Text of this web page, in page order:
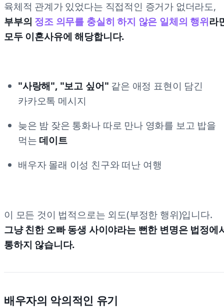
육체적 관계가 있었다는 직접적인 증거가 없더라도,
부부의 정조 의무를 충실히 하지 않은 일체의 행위라
모두 이혼사유에 해당합니다.
"사랑해", "보고 싶어" 같은 애정 표현이 담긴
카카오톡 메시지
늦은 밤 잦은 통화나 따로 만나 영화를 보고 밥을
먹는 데이트
배우자 몰래 이성 친구와 떠난 여행
이 모든 것이 법적으로는 외도(부정한 행위)입니다.
그냥 친한 오빠 동생 사이야라는 뻔한 변명은 법정에
통하지 않습니다.
배우자의 악의적인 유기